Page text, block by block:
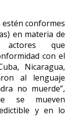
conformes
en materia de
que
con el
Nicaragua,
al lenguaje
no muerde”,
se mueven
y en lo